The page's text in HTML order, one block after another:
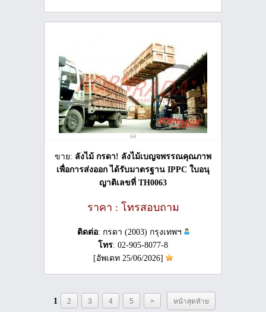
64
ขาย: ลังไม้ กรดา! ลังไม้เบญจพรรณคุณภาพ
เพื่อการส่งออก ได้รับมาตรฐาน IPPC ใบอนุ
ญาติเลขที่ TH0063
ราคา : โทรสอบถาม
ติดต่อ: กรดา (2003) กรุงเทพฯ
โทร: 02-905-8077-8
[อัพเดท 25/06/2026]
1 2 3 4 5 > หน้าสุดท้าย